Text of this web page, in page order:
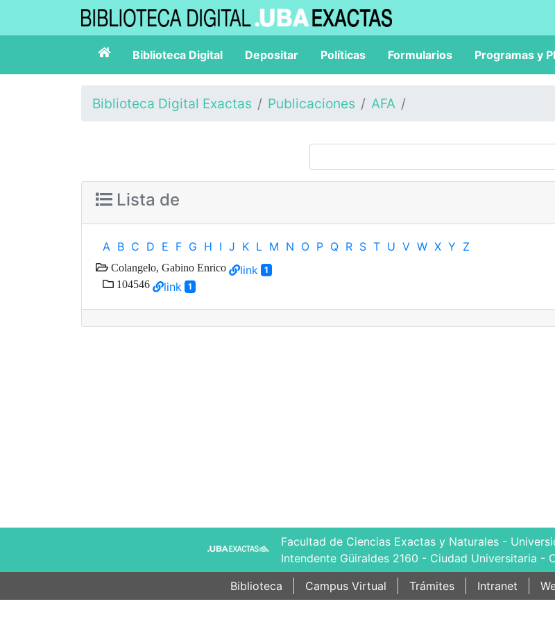
Biblioteca Digital Depositar Políticas Formularios Programas y
Biblioteca Digital Exactas Publicaciones AFA
Lista de
A B C D E F G H I J K L M N O P Q R S T U V W X Y Z
Colangelo, Gabino Enrico link 1
104546 link 1
Facultad de Ciencias Exactas y Naturales -
Intendente Güiraldes 2160 - Ciudad Universitaria -
Biblioteca
Campus Virtual Trámites Intranet